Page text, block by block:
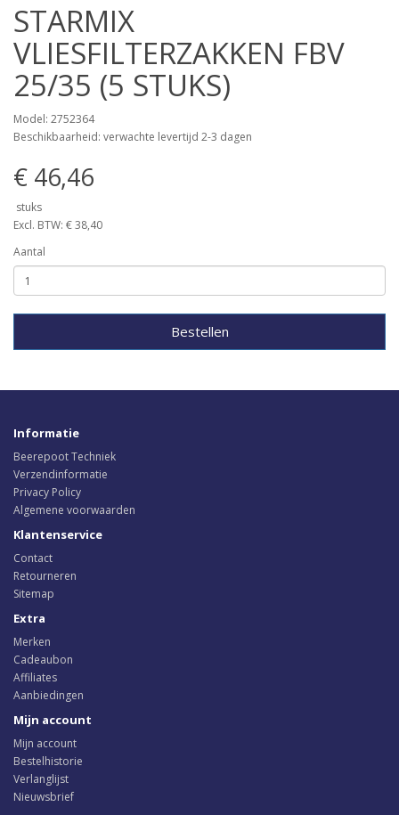
STARMIX
VLIESFILTERZAKKEN FBV
25/35 (5 STUKS)
Model: 2752364
Beschikbaarheid: verwachte levertijd 2-3 dagen
€ 46,46
stuks
Excl. BTW: € 38,40
Aantal
Bestellen
Informatie
Beerepoot Techniek
Verzendinformatie
Privacy Policy
Algemene voorwaarden
Klantenservice
Contact
Retourneren
Sitemap
Extra
Merken
Cadeaubon
Affiliates
Aanbiedingen
Mijn account
Mijn account
Bestelhistorie
Verlanglijst
Nieuwsbrief